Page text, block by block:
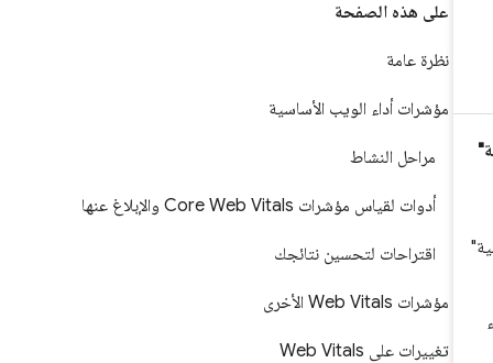
على هذه الصفحة
نظرة عامة
مؤشرات أداء الويب الأساسية
مراحل النشاط
أدوات لقياس مؤشرات Core Web Vitals والإبلاغ عنها
اقتراحات لتحسين نتائجك
مؤشرات Web Vitals الأخرى
تغييرات على Web Vitals